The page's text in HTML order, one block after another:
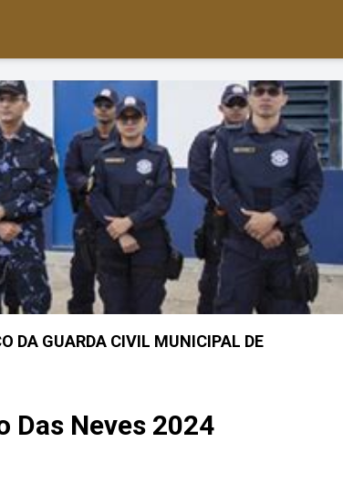
DA GUARDA CIVIL MUNICIPAL DE
Das Neves 2024